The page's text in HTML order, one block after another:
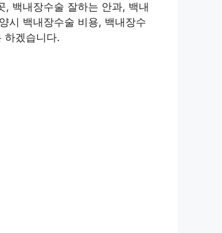
백내장수술 잘하는 안과, 백내
시 백내장수술 비용, 백내장수
하겠습니다.